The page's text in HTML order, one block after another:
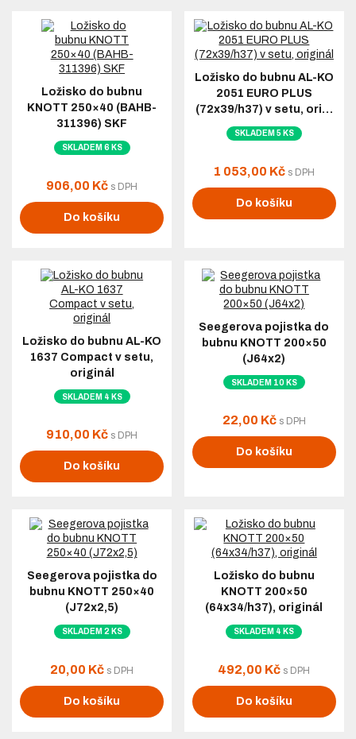
Ložisko do bubnu
KNOTT 250×40 (BAHB-
311396) SKF
SKLADEM 6 KS
906,00 Kč s DPH
Do košíku
Ložisko do bubnu AL-KO
2051 EURO PLUS
(72x39/h37) v setu, ori…
SKLADEM 5 KS
1 053,00 Kč s DPH
Do košíku
Ložisko do bubnu AL-KO
1637 Compact v setu,
originál
SKLADEM 4 KS
910,00 Kč s DPH
Do košíku
Seegerova pojistka do
bubnu KNOTT 200×50
(J64x2)
SKLADEM 10 KS
22,00 Kč s DPH
Do košíku
Seegerova pojistka do
bubnu KNOTT 250×40
(J72x2,5)
SKLADEM 2 KS
20,00 Kč s DPH
Do košíku
Ložisko do bubnu
KNOTT 200×50
(64x34/h37), originál
SKLADEM 4 KS
492,00 Kč s DPH
Do košíku